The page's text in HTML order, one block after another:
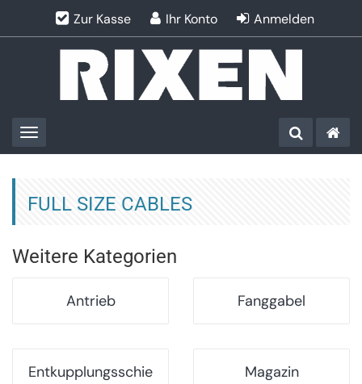
Zur Kasse Ihr Konto Anmelden
Toggle navigation
FULL SIZE CABLES
Weitere Kategorien
Antrieb Fanggabel
Entkupplungsschie
Magazin